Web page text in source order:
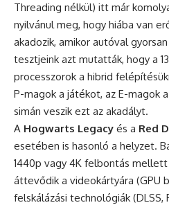
Threading nélkül) itt már
nyilvánul meg, hogy hiába van
akadozik, amikor autóval
tesztjeink azt mutatták, hogy a
processzorok a hibrid
P-magok a játékot, az E-magok
simán veszik ezt az akadályt.
A Hogwarts Legacy és a Red
esetében is hasonló a helyzet.
1440p vagy 4K felbontás
áttevődik a videokártyára (GPU
felskálázási technológiák (DLSS,